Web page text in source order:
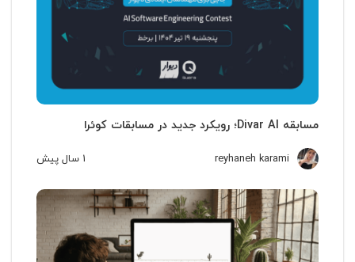
مسابقه Divar AI؛ رویکرد جدید در مسابقات کوئرا
reyhaneh karami 1 سال پیش